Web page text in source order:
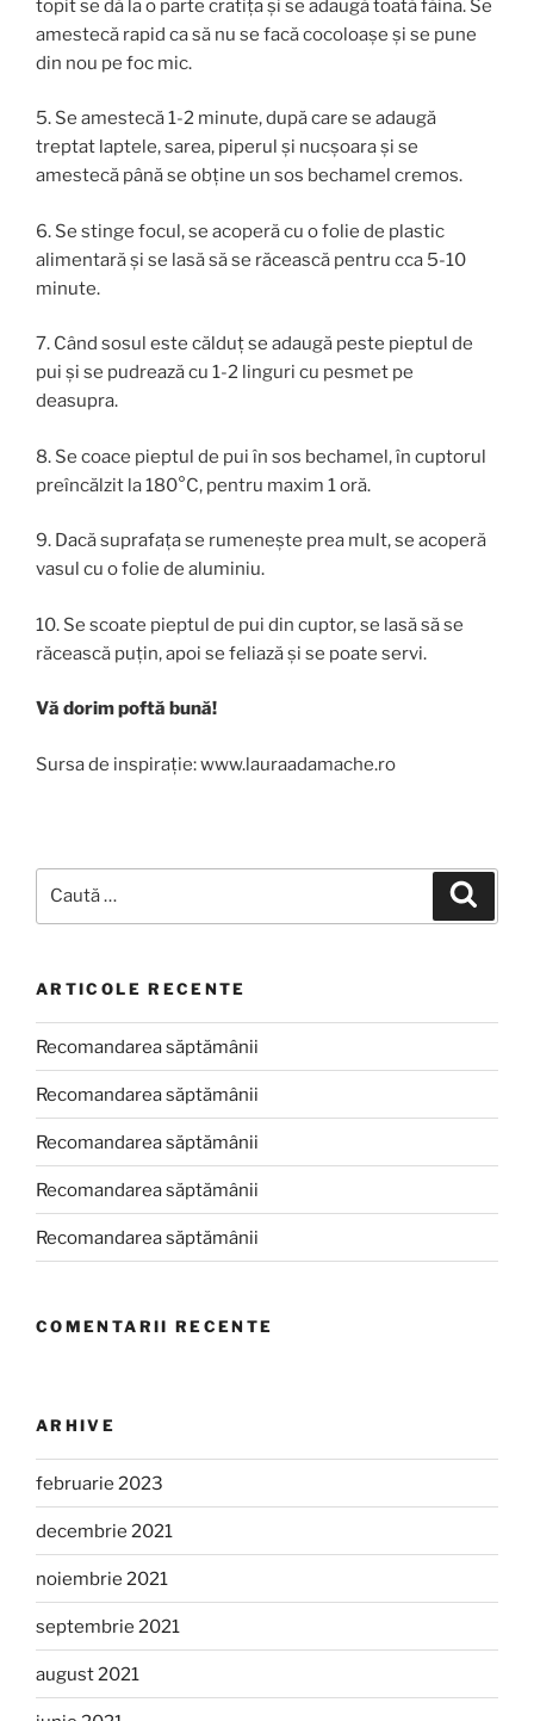
topit se dă la o parte cratița și se adaugă toată făina. Se
amestecă rapid ca să nu se facă cocoloașe și se pune
din nou pe foc mic.
5. Se amestecă 1-2 minute, după care se adaugă
treptat laptele, sarea, piperul și nucșoara și se
amestecă până se obține un sos bechamel cremos.
6. Se stinge focul, se acoperă cu o folie de plastic
alimentară și se lasă să se răcească pentru cca 5-10
minute.
7. Când sosul este călduț se adaugă peste pieptul de
pui și se pudrează cu 1-2 linguri cu pesmet pe
deasupra.
8. Se coace pieptul de pui în sos bechamel, în cuptorul
preîncălzit la 180°C, pentru maxim 1 oră.
9. Dacă suprafața se rumenește prea mult, se acoperă
vasul cu o folie de aluminiu.
10. Se scoate pieptul de pui din cuptor, se lasă să se
răcească puțin, apoi se feliază și se poate servi.
Vă dorim poftă bună!
Sursa de inspirație: www.lauraadamache.ro
după:
ARTICOLE RECENTE
Recomandarea săptămânii
Recomandarea săptămânii
Recomandarea săptămânii
Recomandarea săptămânii
Recomandarea săptămânii
COMENTARII RECENTE
ARHIVE
februarie 2023
decembrie 2021
noiembrie 2021
septembrie 2021
august 2021